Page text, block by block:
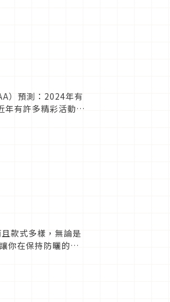
）預測：2024年有
年有許多精彩活動在
款式多樣，無論是
你在保持防曬的同